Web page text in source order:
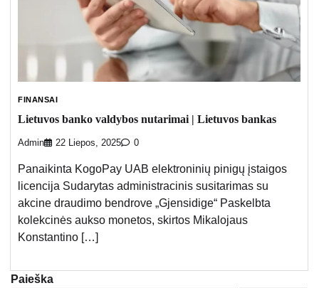
FINANSAI
Lietuvos banko valdybos nutarimai | Lietuvos bankas
Admin 22 Liepos, 2025 0
Panaikinta KogoPay UAB elektroninių pinigų įstaigos
licencija Sudarytas administracinis susitarimas su
akcine draudimo bendrove „Gjensidige“ Paskelbta
kolekcinės aukso monetos, skirtos Mikalojaus
Konstantino […]
Paieška